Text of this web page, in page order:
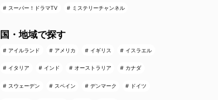
スーパー！ドラマTV ミステリーチャンネル
国・地域で探す
アイルランド アメリカ イギリス イスラエル
イタリア インド オーストラリア カナダ
スウェーデン スペイン デンマーク ドイツ